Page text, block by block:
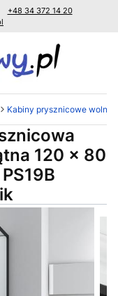
+48 34 372 14 20
Kabiny prysznicowe
120 x 80